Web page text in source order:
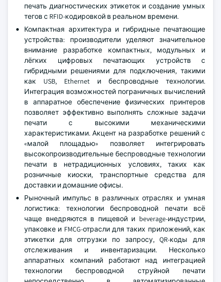
печать диагностических этикеток и создание умных
тегов с RFID-кодировкой в реальном времени.
Компактная архитектура и гибридные печатающие
устройства: производители уделяют значительное
внимание разработке компактных, модульных и
лёгких цифровых печатающих устройств с
гибридными решениями для подключения, такими
как USB, Ethernet и беспроводные технологии.
Интеграция возможностей пограничных вычислений
в аппаратное обеспечение физических принтеров
позволяет эффективно выполнять сложные задачи
печати с высокими механическими
характеристиками. Акцент на разработке решений с
«малой площадью» позволяет интегрировать
высокопроизводительные беспроводные технологии
печати в нетрадиционных условиях, таких как
розничные киоски, транспортные средства для
доставки и домашние офисы.
Рыночный импульс в различных отраслях и умная
логистика: технологии беспроводной печати всё
чаще внедряются в пищевой и beverage-индустрии,
упаковке и FMCG-отрасли для таких приложений, как
этикетки для отгрузки по запросу, QR-коды для
отслеживания и инвентаризации. Несколько
аппаратных компаний работают над интеграцией
технологии беспроводной струйной печати